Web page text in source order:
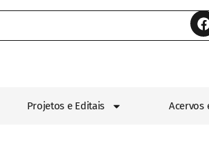
Projetos e Editais Acervos